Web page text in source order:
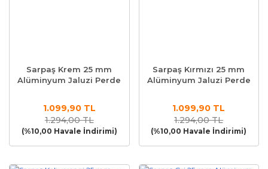
Sarpaş Krem 25 mm
Alüminyum Jaluzi Perde
1.099,90 TL
1.294,00 TL
(%10,00 Havale İndirimi)
Sarpaş Kırmızı 25 mm
Alüminyum Jaluzi Perde
1.099,90 TL
1.294,00 TL
(%10,00 Havale İndirimi)